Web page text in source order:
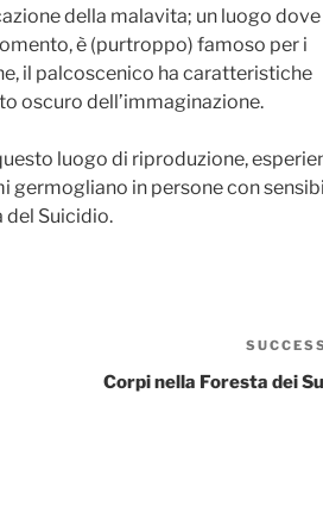
della malavita; un luogo dove
è (purtroppo) famoso per i
il palcoscenico ha caratteristiche
oscuro dell’immaginazione.
luogo di riproduzione,
germogliano in persone con
del Suicidio.
Corpi nella Foresta dei